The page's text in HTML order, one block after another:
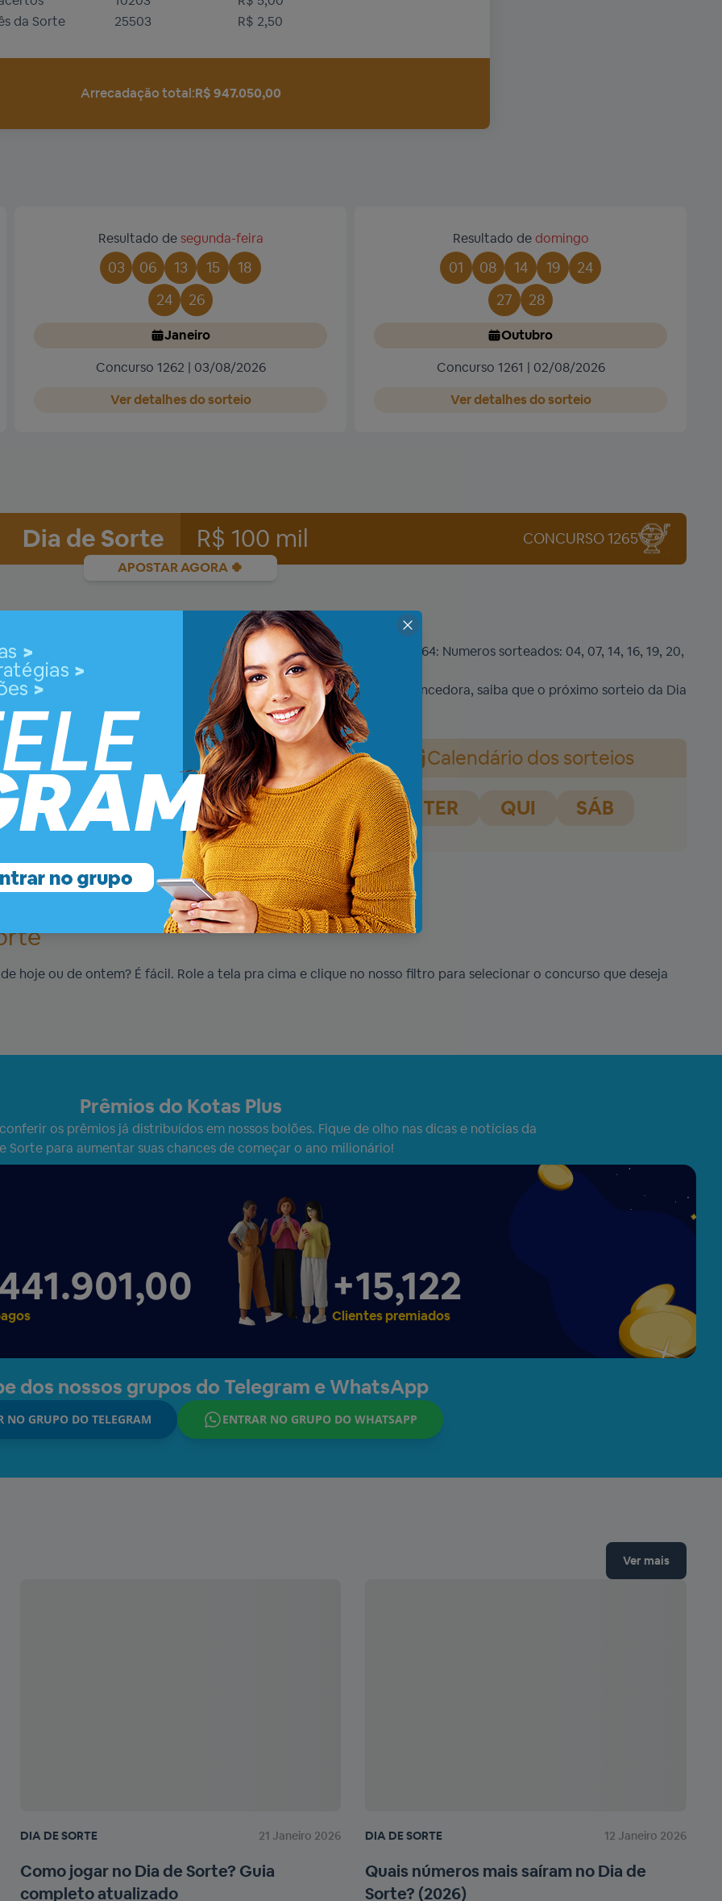
da Sorte
25503 R$ 2,50
Arrecadação total:R$ 947.050,00
Resultado de segunda-feira
03 06 13 15
18
24
26
Janeiro
Concurso 1262 | 03/08/2026
Ver detalhes do sorteio
Resultado dedomingo
01 08 14 19
24
27
28
Outubro
Concurso 1261 | 02/08/2026
Ver detalhes do sorteio
Dia de Sorte R$ 100 mil CONCURSO 1265
APOSTAR AGORA 🍀
, concurso 1264.
Essas foram as dezenas premiadas na Dia de Sorte do concurso 1264: Numeros sorteados: 04, 07, 14, 16, 19, 20,
2026, às 20h (horário de Brasília). Caso não tenha sido a pessoa vencedora, saiba que o próximo sorteio da Dia
online disponível!
de Sorte?
(Horário de Brasília), no Espaço da
publicamos em nosso site os números
e os concursos podem ser
no Kotas Plus para conferir o
Calendário dos sorteios
TER
QUI SÁB
hoje ou de ontem? É fácil. Role a tela pra cima e clique no nosso filtro para selecionar o concurso que deseja
Prêmios do Kotas Plus
os prêmios já distribuídos em nossos bolões. Fique de olho nas dicas e notícias da
Sorte para aumentar suas chances de começar o ano milionário!
+15,127
Clientes premiados
dos nossos grupos do Telegram e WhatsApp
NO GRUPO DO TELEGRAM ENTRAR NO GRUPO DO WHATSAPP
Ver mais
DIA DE SORTE 21 Janeiro 2026
Como jogar no Dia de Sorte? Guia
completo atualizado
DIA DE SORTE 12 Janeiro 2026
Quais números mais saíram no Dia de
Sorte? (2026)